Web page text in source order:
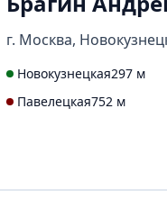
г. Москва,
Новокузнецкая297 м
Павелецкая752 м